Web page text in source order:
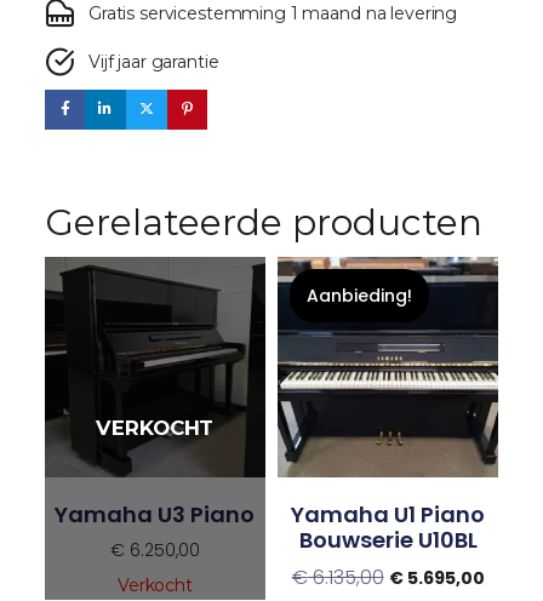
Gratis servicestemming 1 maand na levering
Vijf jaar garantie
Gerelateerde producten
Yamaha U3 Piano
€ 6.250,00
Verkocht
Aanbieding!
Yamaha U1 Piano
Bouwserie U10BL
€6.135,00 €5.695,00